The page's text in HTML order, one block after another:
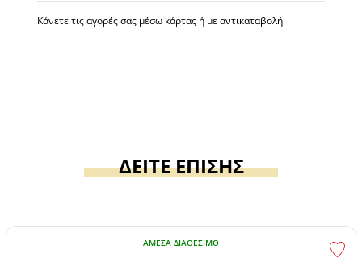
Κάνετε τις αγορές σας μέσω κάρτας ή με αντικαταβολή
ΔΕΙΤΕ ΕΠΙΣΗΣ
ΆΜΕΣΑ ΔΙΑΘΈΣΙΜΟ